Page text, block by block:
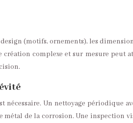
(motifs, ornements), les
création complexe et sur mesure
Un nettoyage périodique
de la corrosion. Une inspection